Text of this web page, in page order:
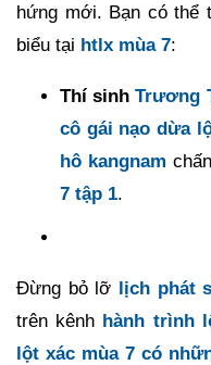
hứng mới. Bạn có thể
biểu tại htlx mùa 7:
Thí sinhTrương
cô gái nạo dừa
hô kangnam
7 tập 1.
Đừng bỏ lỡ lịch phát
trên kênh hành trình
lột xác mùa 7 có